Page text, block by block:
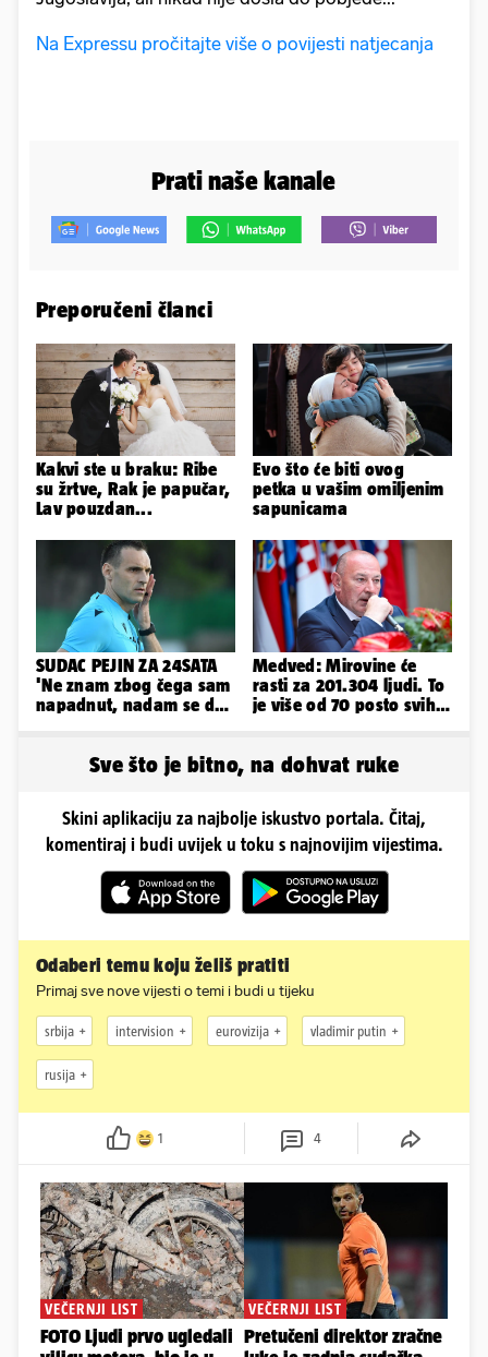
Na Expressu pročitajte više o povijesti natjecanja
Prati naše kanale
Preporučeni članci
Kakvi ste u braku: Ribe
su žrtve, Rak je papučar,
Lav pouzdan...
Evo što će biti ovog
petka u vašim omiljenim
sapunicama
SUDAC PEJIN ZA 24SATA
'Ne znam zbog čega sam
napadnut, nadam se da
Medved: Mirovine će
rasti za 201.304 ljudi. To
je više od 70 posto svih
Sve što je bitno, na dohvat ruke
Skini aplikaciju za najbolje iskustvo portala. Čitaj,
komentiraj i budi uvijek u toku s najnovijim vijestima.
Odaberi temu koju želiš pratiti
Primaj sve nove vijesti o temi i budi u tijeku
srbija intervision eurovizija vladimir putin
rusija
1 4